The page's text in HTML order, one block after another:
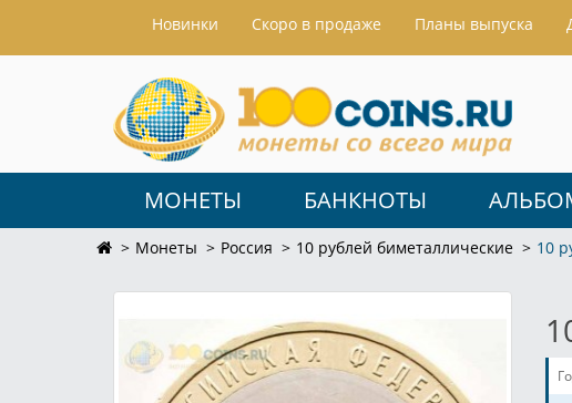
Hовинки Скоро в продаже Планы выпуска
МОНЕТЫ БАНКНОТЫ
Монеты Россия 10 рублей биметаллические 10